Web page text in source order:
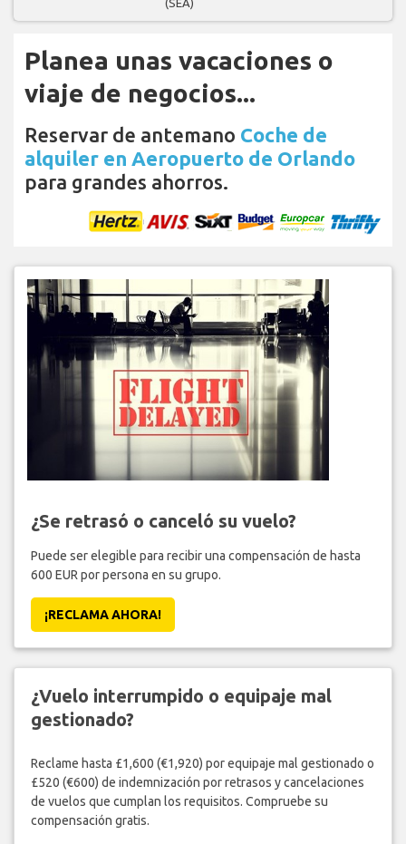
(SEA)
Planea unas vacaciones o
viaje de negocios...
Reservar de antemano Coche de
alquiler en Aeropuerto de Orlando
para grandes ahorros.
¿Se retrasó o canceló su vuelo?
Puede ser elegible para recibir una compensación de hasta
600 EUR por persona en su grupo.
¡RECLAMA AHORA!
¿Vuelo interrumpido o equipaje mal
gestionado?
Reclame hasta £1,600 (€1,920) por equipaje mal gestionado o
£520 (€600) de indemnización por retrasos y cancelaciones
de vuelos que cumplan los requisitos. Compruebe su
compensación gratis.